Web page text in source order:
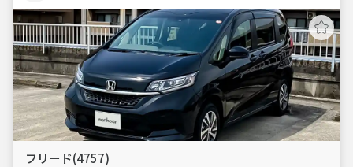
フリード(4757)